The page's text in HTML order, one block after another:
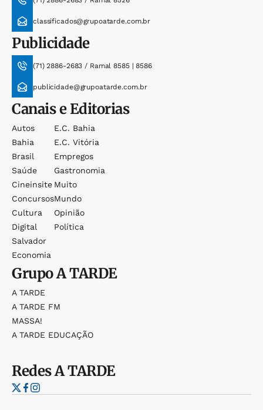
classificados@grupoatarde.com.br
Publicidade
(71) 2886-2683 / Ramal 8585 | 8586
publicidade@grupoatarde.com.br
Canais e Editorias
Autos
Bahia
Brasil
Saúde
Cineinsite
Concursos
Cultura
Digital
Salvador
Economia
E.c. Bahia
E.c. Vitória
Empregos
Gastronomia
Muito
Mundo
Opinião
Política
GrupoA TARDE
A TARDE
A TARDE FM
MASSA!
A TARDE EDUCAÇÃO
RedesA TARDE